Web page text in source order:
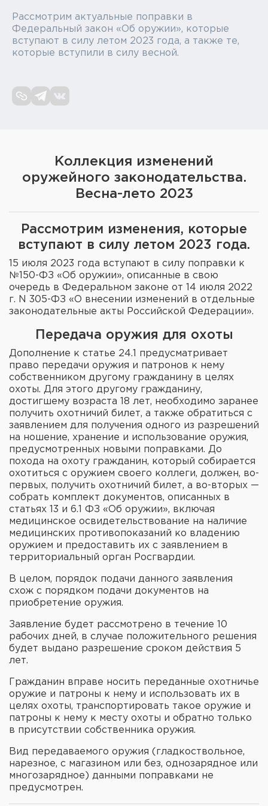
Элементы питания и зарядные
устройства
Охотничье снаряжение
Инструменты
Опоры и станки для оружия
Мишени
Фальшпатроны
Холодная пристрелка оружия
Оружейные шкафы и сейфы
Чехлы и кейсы
Релоадинг
Сигнальные средства
Дартс
Аксессуары
Комплекты
Рассмотрим актуальные поправки в
Федеральный закон «Об оружии», которые
вступают в силу летом 2023 года, а также те,
которые вступили в силу весной.
Коллекция изменений
оружейного законодательства.
Весна-лето 2023
Рассмотрим изменения, которые
вступают в силу летом 2023 года.
15 июля 2023 года вступают в силу поправки к
№150-ФЗ «Об оружии», описанные в свою
очередь в Федеральном законе от 14 июля 2022
г. N 305-ФЗ «О внесении изменений в отдельные
законодательные акты Российской Федерации».
Передача оружия для охоты
Дополнение к статье 24.1 предусматривает
право передачи оружия и патронов к нему
собственником другому гражданину в целях
охоты. Для этого другому гражданину,
достигшему возраста 18 лет, необходимо заранее
получить охотничий билет, а также обратиться с
заявлением для получения одного из разрешений
на ношение, хранение и использование оружия,
предусмотренных новыми поправками. До
похода на охоту гражданин, который собирается
охотиться с оружием своего коллеги, должен, во-
первых, получить охотничий билет, а во-вторых —
собрать комплект документов, описанных в
статьях 13 и 6.1 ФЗ «Об оружии», включая
медицинское освидетельствование на наличие
медицинских противопоказаний ко владению
оружием и предоставить их с заявлением в
территориальный орган Росгвардии.
В целом, порядок подачи данного заявления
схож с порядком подачи документов на
приобретение оружия.
Заявление будет рассмотрено в течение 10
рабочих дней, в случае положительного решения
будет выдано разрешение сроком действия 5
лет.
Гражданин вправе носить переданные охотничье
оружие и патроны к нему и использовать их в
целях охоты, транспортировать такое оружие и
патроны к нему к месту охоты и обратно только
в присутствии собственника оружия.
Вид передаваемого оружия (гладкоствольное,
нарезное, с магазином или без, однозарядное или
многозарядное) данными поправками не
предусмотрен.